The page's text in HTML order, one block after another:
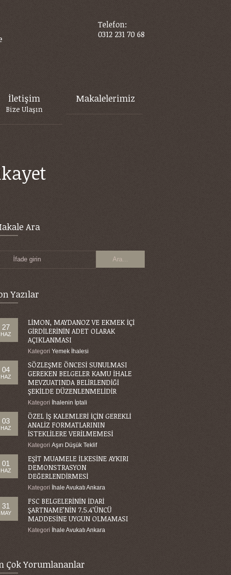
Telefon:
0312 231 70 68
İletişim
Bize Ulaşın
Makalelerimiz
Ara
İfade girin
Yazılar
27
HAZ
LİMON, MAYDANOZ VE EKMEK İÇİ
GİRDİLERİNİN ADET OLARAK
AÇIKLANMASI
Kategori Yemek İhalesi
04
HAZ
SÖZLEŞME ÖNCESİ SUNULMASI
GEREKEN BELGELER KAMU İHALE
MEVZUATINDA BELİRLENDİĞİ
ŞEKİLDE DÜZENLENMELİDİR
Kategori İhalenin İptali
03
HAZ
ÖZEL İŞ KALEMLERİ İÇİN GEREKLİ
ANALİZ FORMATLARININ
İSTEKLİLERE VERİLMEMESİ
Kategori Aşırı Düşük Teklif
01
HAZ
EŞİT MUAMELE İLKESİNE AYKIRI
DEMONSTRASYON
DEĞERLENDİRMESİ
Kategori İhale Avukatı Ankara
31
MAY
FSC BELGELERİNİN İDARİ
ŞARTNAME’NİN 7.5.4’ÜNCÜ
MADDESİNE UYGUN OLMAMASI
Kategori İhale Avukatı Ankara
Çok Yorumlananlar